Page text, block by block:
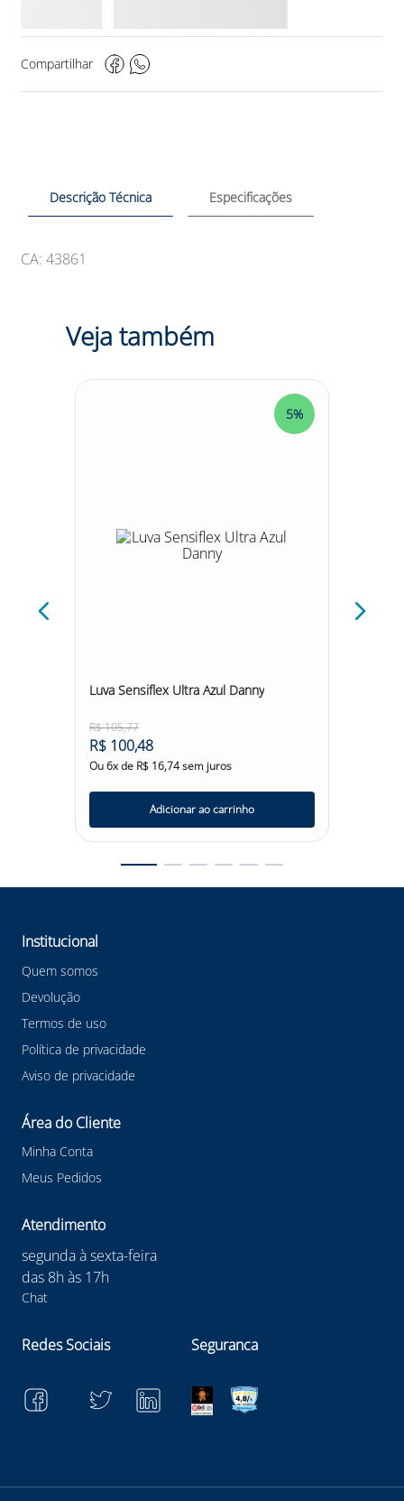
Compartilhar
Descrição Técnica Especificações
CA: 43861
Veja também
5%
Luva Sensiflex Ultra Azul Danny
R$105,77
R$ 100,48
Ou6x de R$ 16,74sem juros
Adicionar ao carrinho
Institucional
Quem somos
Devolução
Termos de uso
Política de privacidade
Aviso de privacidade
Área do Cliente
Minha Conta
Meus Pedidos
Atendimento
segunda à sexta-feira
das 8h às 17h
Chat
Redes Sociais Seguranca